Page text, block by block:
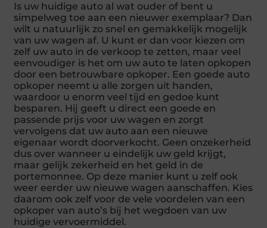
Is uw huidige auto al wat ouder of bent u
simpelweg toe aan een nieuwer exemplaar? Dan
wilt u natuurlijk zo snel en gemakkelijk mogelijk
van uw wagen af. U kunt er dan voor kiezen om
zelf uw auto in de verkoop te zetten, maar veel
eenvoudiger is het om uw auto te laten opkopen
door een betrouwbare opkoper. Een goede auto
opkoper neemt u alle zorgen uit handen,
waardoor u enorm veel tijd en gedoe kunt
besparen. Hij geeft u direct een goede en
passende prijs voor uw wagen en zorgt
vervolgens dat uw auto aan een nieuwe
eigenaar wordt doorverkocht. Geen onzekerheid
dus over wanneer u eindelijk uw geld krijgt,
maar gelijk zekerheid en het geld in de
portemonnee. Op deze manier kunt u zelf ook
weer eerder uw nieuwe wagen aanschaffen. Kies
daarom ook zelf voor de vele voordelen van een
opkoper van auto’s bij het wegdoen van uw
huidige vervoermiddel.